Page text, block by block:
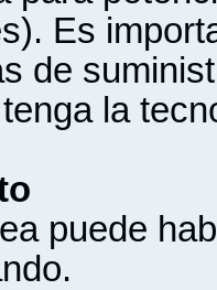
Es
de
la
puede